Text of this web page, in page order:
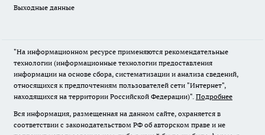
Выходные данные
"На информационном ресурсе применяются рекомендательные
технологии (информационные технологии предоставления
информации на основе сбора, систематизации и анализа сведений,
относящихся к предпочтениям пользователей сети "Интернет",
находящихся на территории Российской Федерации)". Подробнее
Вся информация, размещенная на данном сайте, охраняется в
соответствии с законодательством РФ об авторском праве и не